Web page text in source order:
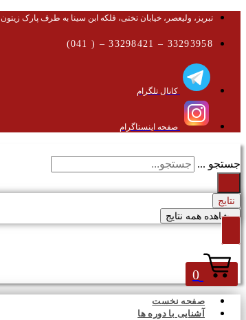
تبریز، ولیعصر، خیابان تختی، فلکه ابن سینا به طرف پارک زیتون
33293958 – 33298421 – ( 041)
کانال تلگرام
صفحه اینستاگرام
جستجو ...
نتایج
مشاهده همه نتایج
0
صفحه نخست
آشنایی با دوره ها